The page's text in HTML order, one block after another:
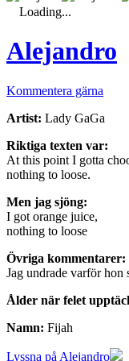
Loading...
Alejandro
Kommentera gärna
Artist: Lady GaGa
Riktiga texten var:
At this point I gotta
nothing to loose.
Men jag sjöng:
I got orange juice,
nothing to loose
Övriga kommentarer:
Jag undrade varför
Ålder när felet
Namn: Fijah
Lyssna på Alejandro